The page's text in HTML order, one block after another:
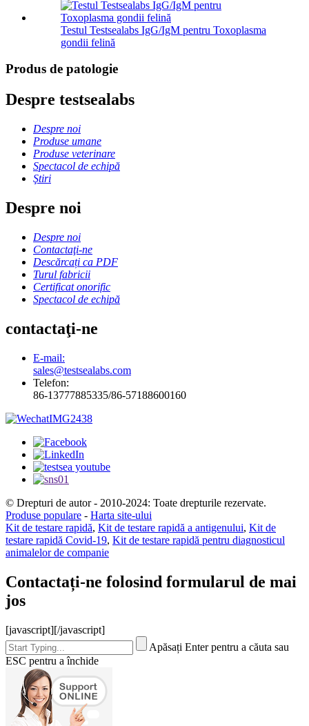
Testul Testsealabs IgG/IgM pentru Toxoplasma
gondii felină
Produs de patologie
Despre testsealabs
Despre noi
Produse umane
Produse veterinare
Spectacol de echipă
Ştiri
Despre noi
Despre noi
Contactaţi-ne
Descărcați ca PDF
Turul fabricii
Certificat onorific
Spectacol de echipă
contactaţi-ne
E-mail:
sales@testsealabs.com
Telefon:
86-13777885335/86-57188600160
© Drepturi de autor - 2010-2024: Toate drepturile rezervate.
Produse populare - Harta site-ului
Kit de testare rapidă, Kit de testare rapidă a antigenului, Kit de
testare rapidă Covid-19, Kit de testare rapidă pentru diagnosticul
animalelor de companie
Contactați-ne folosind formularul de mai
jos
[javascript][/javascript]
Apăsați Enter pentru a căuta sau
ESC pentru a închide